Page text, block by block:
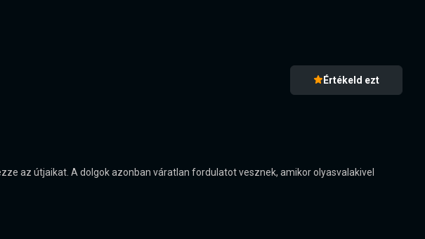
Értékeld ezt
az útjaikat. A dolgok azonban váratlan fordulatot vesznek, amikor olyasvalakivel